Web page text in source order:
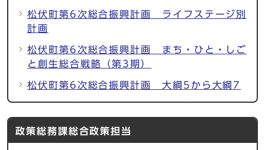
松伏町第6次総合振興計画 ライフステージ別
計画
松伏町第6次総合振興計画 まち・ひと・しご
と創生総合戦略（第3期）
松伏町第6次総合振興計画 大綱5から大綱7
政策総務課総合政策担当